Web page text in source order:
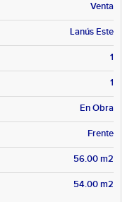
Venta
Lanús Este
1
1
En Obra
Frente
56.00 m2
54.00 m2